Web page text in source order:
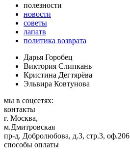
полезности
новости
советы
лапатв
политика возврата
Дарья Горобец
Виктория Слипкань
Кристина Дегтярёва
Эльвира Ковтунова
мы в соцсетях:
контакты
г. Москва,
м.Дмитровская
пр-д. Добролюбова, д.3, стр.3, оф.206
способы оплаты